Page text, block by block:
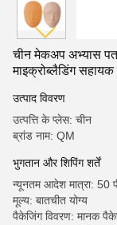
चीन मेकअप अभ्यास
माइक्रोब्लैडिंग
उत्पाद विवरण
उत्पत्ति के प्लेस: चीन
ब्रांड नाम: QM
भुगतान और शिपिंग शर्तें
न्यूनतम आदेश मात्रा: 50
मूल्य: बातचीत योग्य
पैकेजिंग विवरण: मानक